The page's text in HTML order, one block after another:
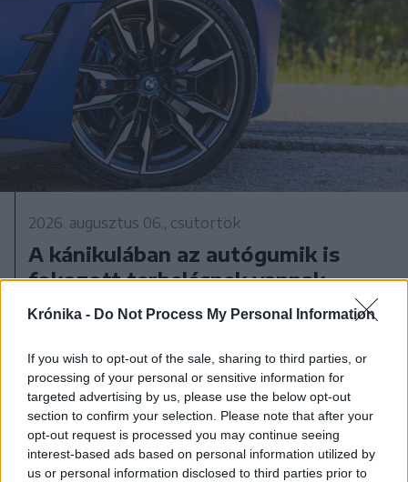
Krónika - Do Not Process My Personal Information
If you wish to opt-out of the sale, sharing to third parties, or
processing of your personal or sensitive information for
targeted advertising by us, please use the below opt-out
section to confirm your selection. Please note that after your
opt-out request is processed you may continue seeing
interest-based ads based on personal information utilized by
us or personal information disclosed to third parties prior to
2026. augusztus 06., csütörtök
A kánikulában az autógumik is
fokozott terhelésnek vannak
kitéve – egy apró hiba is
durrdefekthez vezethet